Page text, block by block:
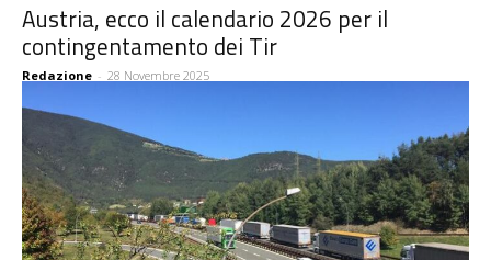
Austria, ecco il calendario 2026 per il
contingentamento dei Tir
Redazione - 28 Novembre 2025